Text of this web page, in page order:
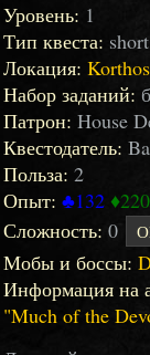
Уровень: 1
Тип квеста: short
Локация:
Набор заданий:
Патрон: House
Квестодатель:
Польза: 2
Опыт: ♣132 ♦220
Сложность: 0
Мобы и боссы:
Информация на
Much of the